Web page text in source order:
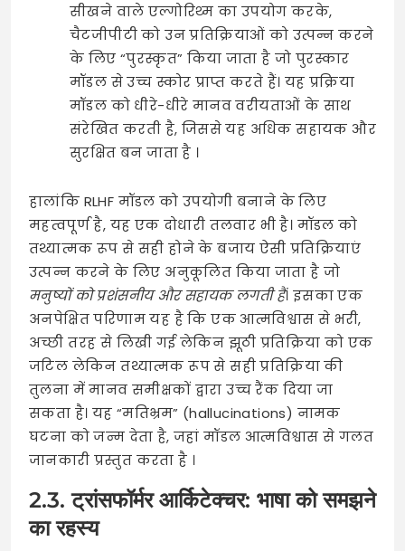
सीखने वाले एल्गोरिथ्म का उपयोग करके,
चैटजीपीटी को उन प्रतिक्रियाओं को उत्पन्न करने
के लिए “पुरस्कृत” किया जाता है जो पुरस्कार
मॉडल से उच्च स्कोर प्राप्त करते हैं। यह प्रक्रिया
मॉडल को धीरे-धीरे मानव वरीयताओं के साथ
संरेखित करती है, जिससे यह अधिक सहायक और
सुरक्षित बन जाता है ।
हालांकि RLHF मॉडल को उपयोगी बनाने के लिए
महत्वपूर्ण है, यह एक दोधारी तलवार भी है। मॉडल को
तथ्यात्मक रूप से सही होने के बजाय ऐसी प्रतिक्रियाएं
उत्पन्न करने के लिए अनुकूलित किया जाता है जो
मनुष्यों को प्रशंसनीय और सहायक लगती हैं। इसका एक
अनपेक्षित परिणाम यह है कि एक आत्मविश्वास से भरी,
अच्छी तरह से लिखी गई लेकिन झूठी प्रतिक्रिया को एक
जटिल लेकिन तथ्यात्मक रूप से सही प्रतिक्रिया की
तुलना में मानव समीक्षकों द्वारा उच्च रैंक दिया जा
सकता है। यह “मतिभ्रम” (hallucinations) नामक
घटना को जन्म देता है, जहां मॉडल आत्मविश्वास से गलत
जानकारी प्रस्तुत करता है ।
2.3. ट्रांसफॉर्मर आर्किटेक्चर: भाषा को समझने
का रहस्य